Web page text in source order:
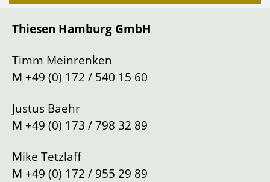
Getriebeart
Schaltung
Lenkung
Links
Thiesen Hamburg GmbH
Timm Meinrenken
M +49 (0) 172 / 540 15 60
Justus Baehr
M +49 (0) 173 / 798 32 89
Mike Tetzlaff
M +49 (0) 172 / 955 29 89